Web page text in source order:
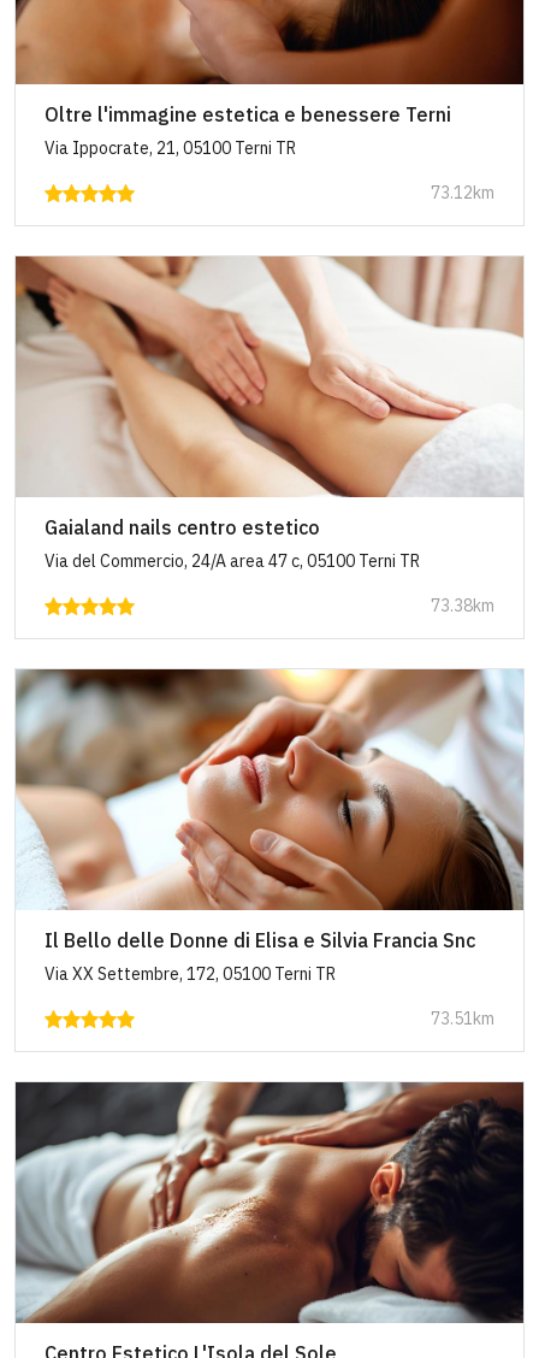
Oltre l'immagine estetica e benessere Terni
Via Ippocrate, 21, 05100 Terni TR
73.12km
Gaialand nails centro estetico
Via del Commercio, 24/A area 47 c, 05100 Terni TR
73.38km
Il Bello delle Donne di Elisa e Silvia Francia Snc
Via XX Settembre, 172, 05100 Terni TR
73.51km
Centro Estetico L'Isola del Sole